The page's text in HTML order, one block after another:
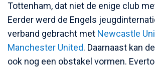
Tottenham, dat niet de enige club
Eerder werd de Engels
verband gebracht met Newcastle
Manchester United. Daarnaast kan
ook nog een obstakel vormen.